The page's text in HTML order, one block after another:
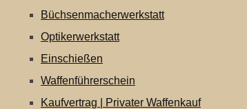
Büchsenmacherwerkstatt
Optikerwerkstatt
Einschießen
Waffenführerschein
Kaufvertrag | Privater Waffenkauf